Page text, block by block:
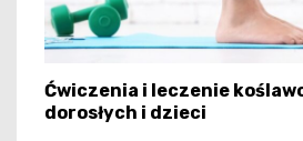
Ćwiczenia i leczenie
dorosłych i dzieci